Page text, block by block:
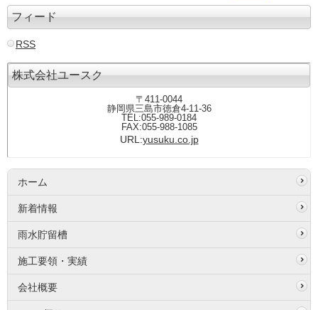
フィード
RSS
株式会社ユースク
〒411-0044
静岡県三島市徳倉4-11-36
TEL:055-989-0184
FAX:055-988-1085
URL:yusuku.co.jp
ホーム
新着情報
雨水貯留槽
施工要領・実績
会社概要